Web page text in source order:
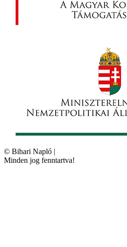
© Bihari Napló |
Minden jog fenntartva!